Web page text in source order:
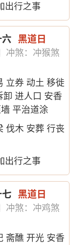
出行之事
黑道日
冲煞：冲猴煞
立券 动土 移徙
卸 进人口 安香
平治道涂
伐木 安葬 行丧
出行之事
黑道日
冲煞：冲鸡煞
斋醮 开光 安香